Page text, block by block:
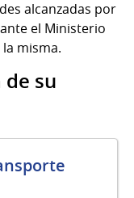
alcanzadas por
el Ministerio
misma.
de su